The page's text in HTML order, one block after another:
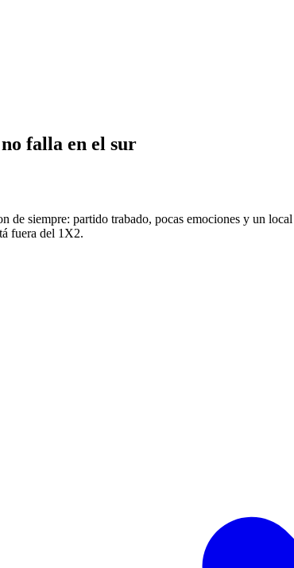
falla en el sur
de siempre: partido trabado, pocas emociones y un
fuera del 1X2.